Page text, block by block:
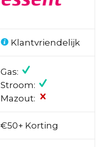
Klantvriendelijk
Gas:
Stroom:
Mazout:
€50+ Korting